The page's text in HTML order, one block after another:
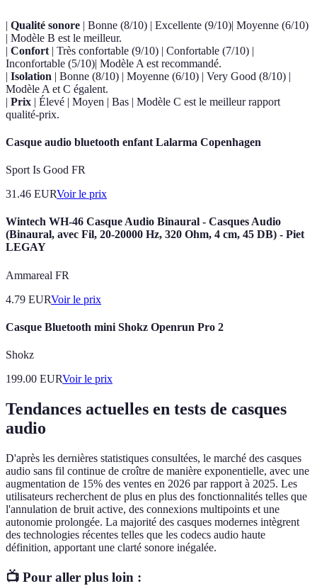
| Qualité sonore | Bonne (8/10) | Excellente (9/10)| Moyenne (6/10)
| Modèle B est le meilleur.
| Confort | Très confortable (9/10) | Confortable (7/10) |
Inconfortable (5/10)| Modèle A est recommandé.
| Isolation | Bonne (8/10) | Moyenne (6/10) | Very Good (8/10) |
Modèle A et C égalent.
| Prix | Élevé | Moyen | Bas | Modèle C est le meilleur rapport
qualité-prix.
Casque audio bluetooth enfant Lalarma Copenhagen
Sport Is Good FR
31.46 EURVoir le prix
Wintech WH-46 Casque Audio Binaural - Casques Audio
(Binaural, avec Fil, 20-20000 Hz, 320 Ohm, 4 cm, 45 DB) - Piet
LEGAY
Ammareal FR
4.79 EURVoir le prix
Casque Bluetooth mini Shokz Openrun Pro 2
Shokz
199.00 EURVoir le prix
Tendances actuelles en tests de casques
audio
D'après les dernières statistiques consultées, le marché des casques
audio sans fil continue de croître de manière exponentielle, avec une
augmentation de 15% des ventes en 2026 par rapport à 2025. Les
utilisateurs recherchent de plus en plus des fonctionnalités telles que
l'annulation de bruit active, des connexions multipoints et une
autonomie prolongée. La majorité des casques modernes intègrent
des technologies récentes telles que les codecs audio haute
définition, apportant une clarté sonore inégalée.
📺 Pour aller plus loin :